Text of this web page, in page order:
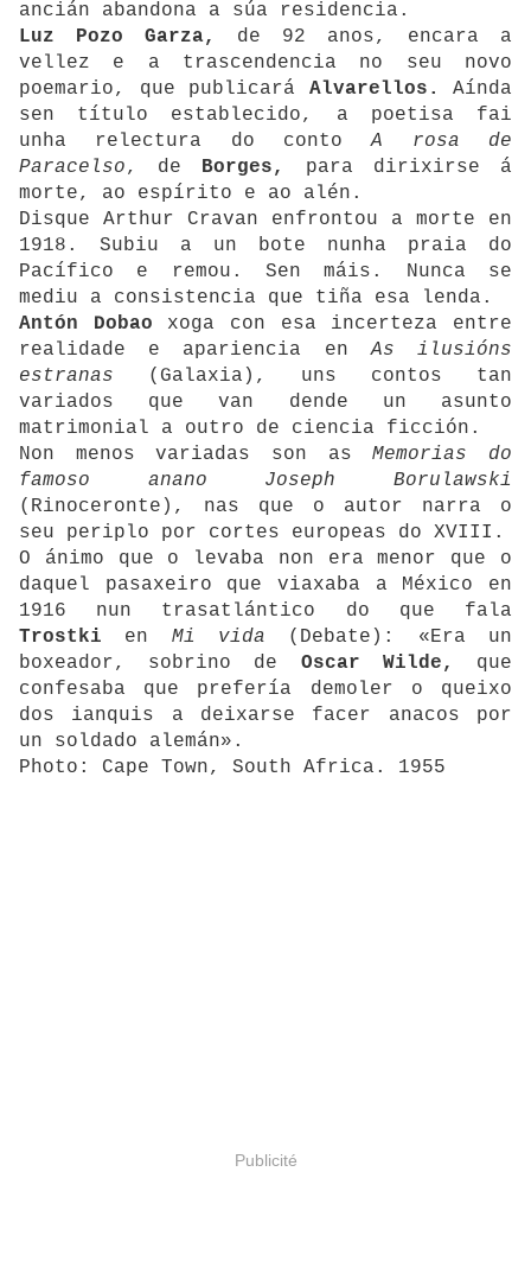
ancián abandona a súa residencia.
Luz Pozo Garza,
de 92 anos, encara a
vellez e a trascendencia no seu novo
poemario, que publicará Alvarellos.
Aínda
sen título establecido, a poetisa fai
unha relectura do contoA rosa de
Paracelso, de Borges,
para dirixirse á
morte, ao espírito e ao alén.
Disque Arthur Cravan enfrontou a morte en
1918. Subiu a un bote nunha praia do
Pacífico e remou. Sen máis. Nunca se
mediu a consistencia que tiña esa lenda.
Antón Dobao xoga con esa incerteza entre
realidade e apariencia enAs ilusións
estranas (Galaxia), uns contos tan
variados que van dende un asunto
matrimonial a outro de ciencia ficción.
Non menos variadas son asMemorias do
famoso anano Joseph Borulawski
(Rinoceronte), nas que o autor narra o
seu periplo por cortes europeas do XVIII.
O ánimo que o levaba non era menor que o
daquel pasaxeiro que viaxaba a México en
1916 nun trasatlántico do que fala
Trostki en Mi vida (Debate): «Era un
boxeador, sobrino de Oscar Wilde,
que
confesaba que prefería demoler o queixo
dos ianquis a deixarse facer anacos por
un soldado alemán».
Photo: Cape Town, South Africa. 1955
Publicité